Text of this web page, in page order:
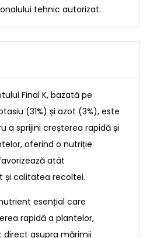
tehnic autorizat.
Final K, bazată pe
(31%) și azot (3%), este
a sprijini creșterea rapidă și
oferind o nutriție
atât
și calitatea recoltei.
esențial care
rapidă a plantelor,
asupra mărimii